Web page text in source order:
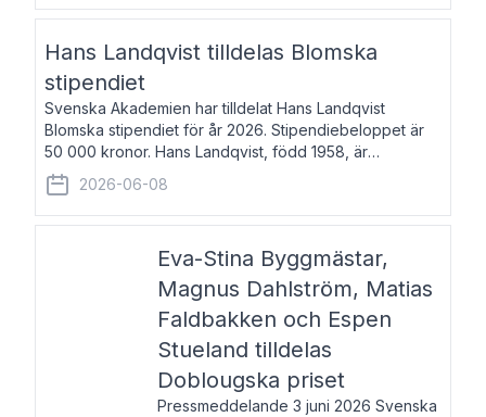
Hans Landqvist tilldelas Blomska
stipendiet
Svenska Akademien har tilldelat Hans Landqvist
Blomska stipendiet för år 2026. Stipendiebeloppet är
50 000 kronor. Hans Landqvist, född 1958, är
professor i svenska vid Göteborgs universitet. Han
disputerade år 2000 på avhandlingen Författn
2026-06-08
Eva-Stina Byggmästar,
Magnus Dahlström, Matias
Faldbakken och Espen
Stueland tilldelas
Doblougska priset
Pressmeddelande 3 juni 2026 Svenska